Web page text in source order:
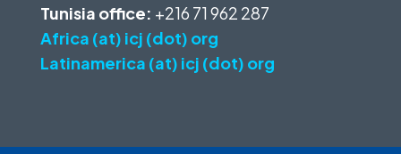
Tunisia office: +216 71 962 287
Africa (at) icj (dot) org
Latinamerica (at) icj (dot) org